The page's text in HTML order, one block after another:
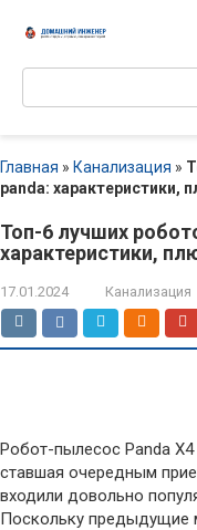
Поиск:
Главная » Канализация »
panda: характеристики,
Топ-6 лучших
характеристики,
17.01.2024 Канализация
Робот-пылесос Panda
ставшая очередным
входили довольно
Поскольку предыдущие